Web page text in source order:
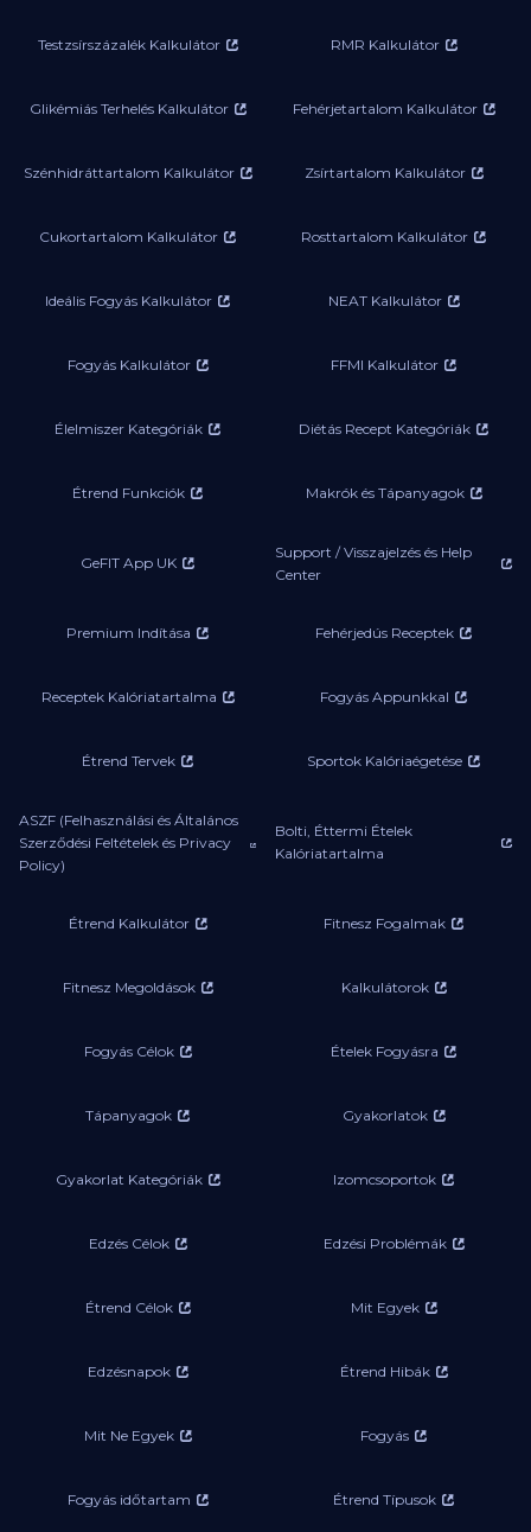
Testzsírszázalék Kalkulátor RMR Kalkulátor
Glikémiás Terhelés Kalkulátor Fehérjetartalom Kalkulátor
Szénhidráttartalom Kalkulátor Zsírtartalom Kalkulátor
Cukortartalom Kalkulátor Rosttartalom Kalkulátor
Ideális Fogyás Kalkulátor NEAT Kalkulátor
Fogyás Kalkulátor FFMI Kalkulátor
Élelmiszer Kategóriák Diétás Recept Kategóriák
Étrend Funkciók Makrók és Tápanyagok
GeFIT App UK
Support / Visszajelzés és Help
Center
Premium Indítása Fehérjedús Receptek
Receptek Kalóriatartalma Fogyás Appunkkal
Étrend Tervek Sportok Kalóriaégetése
ASZF (Felhasználási és Általános
Szerződési Feltételek és Privacy
Policy)
Bolti, Éttermi Ételek
Kalóriatartalma
Étrend Kalkulátor Fitnesz Fogalmak
Fitnesz Megoldások Kalkulátorok
Fogyás Célok Ételek Fogyásra
Tápanyagok Gyakorlatok
Gyakorlat Kategóriák Izomcsoportok
Edzés Célok Edzési Problémák
Étrend Célok Mit Egyek
Edzésnapok Étrend Hibák
Mit Ne Egyek Fogyás
Fogyás időtartam Étrend Típusok